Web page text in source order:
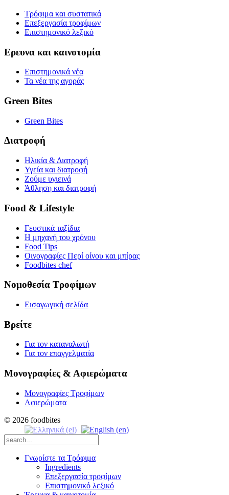
Τρόφιμα και συστατικά
Επεξεργασία τροφίμων
Επιστημονικό λεξικό
Ερευνα και καινοτομία
Επιστημονικά νέα
Τα νέα της αγοράς
Green Bites
Green Bites
Διατροφή
Ηλικία & Διατροφή
Υγεία και διατροφή
Ζούμε υγιεινά
Άθληση και διατροφή
Food & Lifestyle
Γευστικά ταξίδια
Η μηχανή του χρόνου
Food Tips
Οινογραφίες Περί οίνου και μπίρας
Foodbites chef
Νομοθεσία Τροφίμων
Εισαγωγική σελίδα
Βρείτε
Για τον καταναλωτή
Για τον επαγγελματία
Μονογραφίες & Αφιερώματα
Μονογραφίες Τροφίμων
Αφιερώματα
© 2026 foodbites
Γνωρίστε τα Τρόφιμα
Ingredients
Επεξεργασία τροφίμων
Επιστημονικό λεξικό